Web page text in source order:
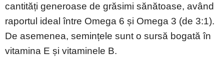
cantități generoase de grăsimi sănătoase, având
raportul ideal între Omega 6 și Omega 3 (de 3:1).
De asemenea, semințele sunt o sursă bogată în
vitamina E și vitaminele B.